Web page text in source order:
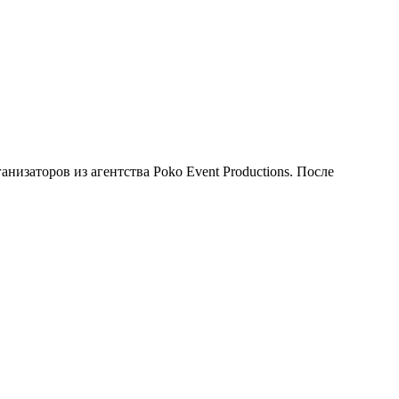
из агентства Poko Event Productions. После